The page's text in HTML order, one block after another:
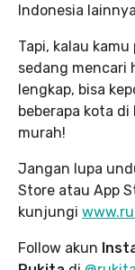
Indonesia
Tapi, kalau
sedang mencari
lengkap, bisa
beberapa kota
murah!
Jangan lupa
Store atau App
kunjungi
Follow akun